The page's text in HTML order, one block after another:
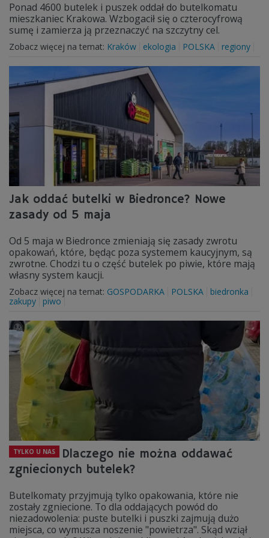
Ponad 4600 butelek i puszek oddał do butelkomatu
mieszkaniec Krakowa. Wzbogacił się o czterocyfrową
sumę i zamierza ją przeznaczyć na szczytny cel.
Zobacz więcej na temat: Kraków ekologia POLSKA regiony
Jak oddać butelki w Biedronce? Nowe
zasady od 5 maja
Od 5 maja w Biedronce zmieniają się zasady zwrotu
opakowań, które, będąc poza systemem kaucyjnym, są
zwrotne. Chodzi tu o część butelek po piwie, które mają
własny system kaucji.
Zobacz więcej na temat: GOSPODARKA POLSKA
biedronka
zakupy
piwo
TYLKO U NAS
Dlaczego nie można oddawać
zgniecionych butelek?
Butelkomaty przyjmują tylko opakowania, które nie
zostały zgniecione. To dla oddających powód do
niezadowolenia: puste butelki i puszki zajmują dużo
miejsca, co wymusza noszenie "powietrza". Skąd wziął